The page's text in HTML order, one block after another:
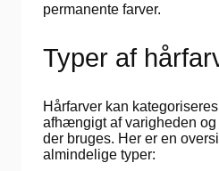
permanente farver.
Typer af
Hårfarver kan
afhængigt af varigheden og
der bruges. Her er en
almindelige typer: